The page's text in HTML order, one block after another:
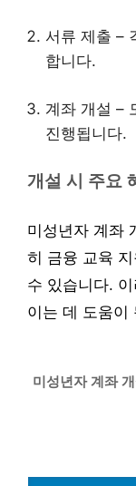
서류 제출 –
합니다.
계좌 개설 –
진행됩니다.
개설 시 주요
미성년자 계좌
히 금융 교육
수 있습니다.
이는 데 도움이
미성년자 계좌